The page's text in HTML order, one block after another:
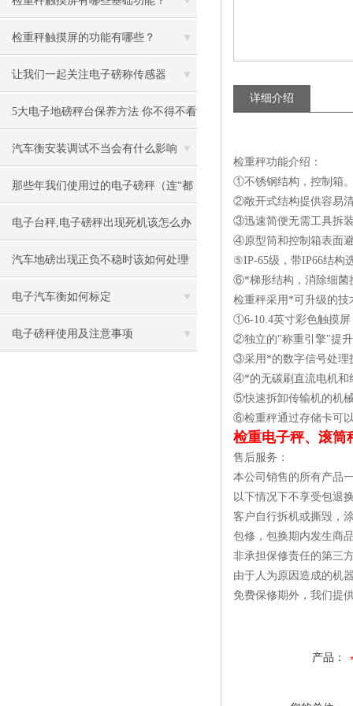
检重秤触摸屏的功能有哪些？
让我们一起关注电子磅称传感器
5大电子地磅秤台保养方法 你不得不看
汽车衡安装调试不当会有什么影响
那些年我们使用过的电子磅秤（连“都
叫兽”都不知道）
电子台秤,电子磅秤出现死机该怎么办
汽车地磅出现正负不稳时该如何处理
电子汽车衡如何标定
电子磅秤使用及注意事项
详细介绍
检重秤功能介绍：
①不锈钢结构，控制箱
②敞开式结构提供容易
③迅速简便无需工具拆
④原型筒和控制箱表面
⑤IP-65级，带IP66结构
⑥*梯形结构，消除细菌
检重秤采用*可升级的技
①6-10.4英寸彩色触摸屏
②独立的"称重引擎"提
③采用*的数字信号处理
④*的无碳刷直流电机和
⑤快速拆卸传输机的机
⑥检重秤通过存储卡可
检重电子秤、滚筒
售后服务：
本公司销售的所有产品
以下情况下不享受包退
客户自行拆机或撕毁，
包修，包换期内发生商
非承担保修责任的第三
由于人为原因造成的机
免费保修期外，我们提
产品：